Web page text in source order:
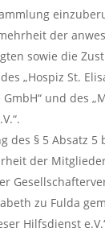
der
sowie die
„Hospiz St.
und des
des § 5 Absatz 5
der
zu Fulda
Hilfsdienst